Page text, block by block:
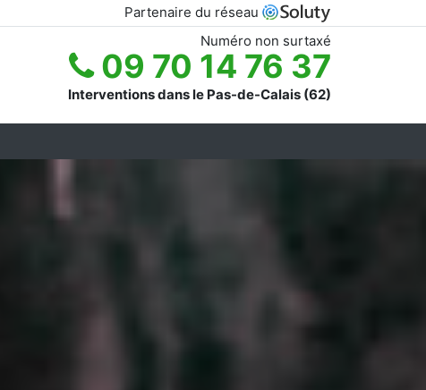
Partenaire du réseau
Numéro non surtaxé
09 70 14 76 37
Interventions dans le Pas-de-Calais (62)